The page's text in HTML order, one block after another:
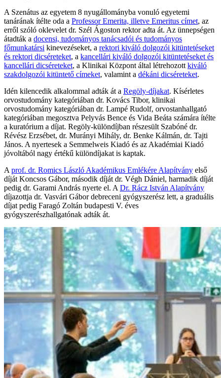
A Szenátus az egyetem 8 nyugállományba vonuló egyetemi
tanárának ítélte oda a Professor Emerita, illetve Emeritus címet, az
erről szóló oklevelet dr. Szél Ágoston rektor adta át. Az ünnepségen
átadták a docensi, tudományos tanácsadói és tudományos
főmunkatársi kinevezéseket, a rektori kiváló dolgozói kitüntetéseket
és rektori dicséreteket, a kancellári kiváló dolgozói kitüntetéseket és
kancellári dicséreteket, a Klinikai Központ által létrehozott kiváló
szakdolgozói kitüntető címeket, valamint a dékáni dicséreteket.
Idén kilencedik alkalommal adták át a Regöly-díjakat. Kísérletes
orvostudomány kategóriában dr. Kovács Tibor, klinikai
orvostudomány kategóriában dr. Lampé Rudolf, orvostanhallgató
kategóriában megosztva Pelyvás Bence és Vida Beáta számára ítélte
a kuratórium a díjat. Regöly-különdíjban részesült Szabóné dr.
Révész Erzsébet, dr. Murányi Mihály, dr. Benke Kálmán, dr. Tajti
János. A nyertesek a Semmelweis Kiadó és az Akadémiai Kiadó
jóvoltából nagy értékű különdíjakat is kaptak.
A prof. dr. Romics László Akadémikus Emlékére Alapítvány első
díját Koncsos Gábor, második díját dr. Végh Dániel, harmadik díját
pedig dr. Garami András nyerte el. A Dr. Rácz István Alapítvány
díjazottja dr. Vasvári Gábor debreceni gyógyszerész lett, a graduális
díjat pedig Faragó Zoltán budapesti V. éves
gyógyszerészhallgatónak adták át.